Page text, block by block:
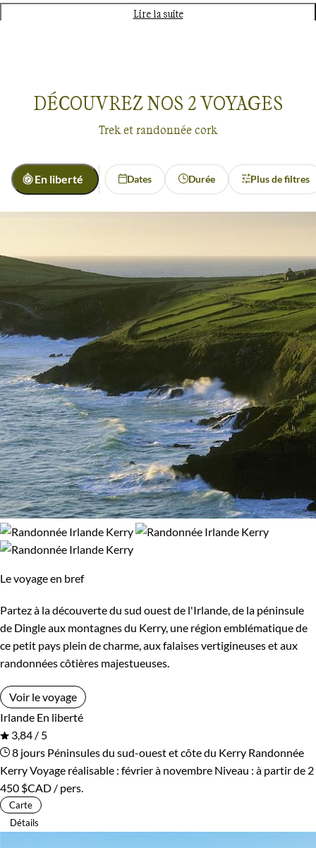
VoyagesCork
Kerry, chaque étape de votre voyage sera marquée par des
travers des paysages emblématiques, depuis les côtes
sauvages de Dingle jusqu'au mythique Connemara, sans
oublier les étendues arides des Burren. Explorez la côte ouest
l’âme irlandaise.
Lire la suite
DÉCOUVREZ NOS 2VOYAGES
Trek et randonnée cork
En liberté Dates Durée Plus de filtres
De 2 000 à 3 000 $CAD
Plus de 3 000 $CAD
Le voyage en bref
Partez à la découverte du sud ouest de l'Irlande, de la péninsule
de Dingle aux montagnes du Kerry, une région emblématique de
ce petit pays plein de charme, aux falaises vertigineuses et aux
randonnées côtières majestueuses.
Voir le voyage
Irlande En liberté
3,84 / 5
8 jours Péninsules du sud-ouest et côte du Kerry Randonnée
KerryVoyage réalisable : février à novembre Niveau : à partir de 2
450 $CAD / pers.
Carte
Détails